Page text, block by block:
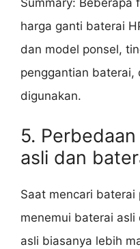
Summary: Beberapa
harga ganti baterai
dan model ponsel,
penggantian baterai,
digunakan.
5.
asli dan
Saat mencari
menemui baterai
asli biasanya lebih